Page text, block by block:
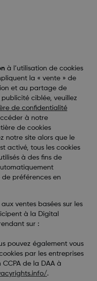
à l’utilisation de cookies
la « vente » de
et au partage de
publicité ciblée, veuillez
de confidentialité
à notre
de cookies
notre site alors que le
activé, tous les cookies
à des fins de
préférences en
ventes basées sur les
à la Digital
sur :
pouvez également vous
par les entreprises
de la DAA à
.